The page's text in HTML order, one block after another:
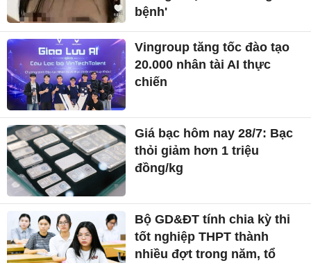
bệnh'
Vingroup tăng tốc đào tạo
20.000 nhân tài AI thực
chiến
Giá bạc hôm nay 28/7: Bạc
thỏi giảm hơn 1 triệu
đồng/kg
Bộ GD&ĐT tính chia kỳ thi
tốt nghiệp THPT thành
nhiều đợt trong năm, tổ